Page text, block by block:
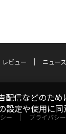
レビュー ニュース
ー プライバシ
配信などのた
設定や使用に